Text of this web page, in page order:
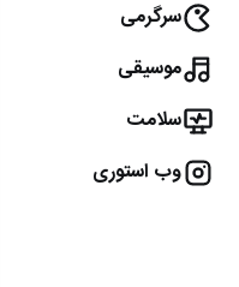
سرگرمی
موسیقی
سلامت
وب استوری